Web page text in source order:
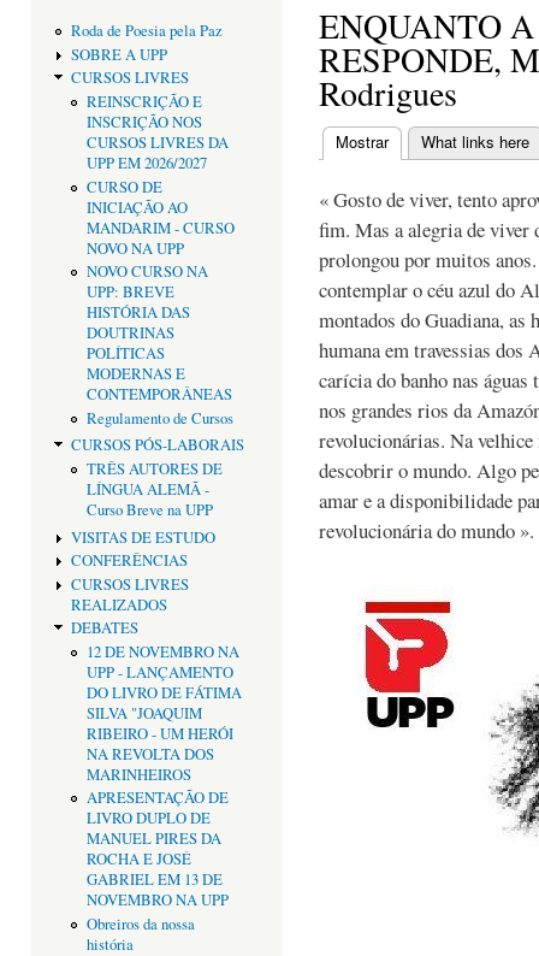
Roda de Poesia pela Paz
SOBRE A UPP
CURSOS LIVRES
REINSCRIÇÃO E
INSCRIÇÃO NOS
CURSOS LIVRES DA
UPP EM 2026/2027
CURSO DE
INICIAÇÃO AO
MANDARIM - CURSO
NOVO NA UPP
NOVO CURSO NA
UPP: BREVE
HISTÓRIA DAS
DOUTRINAS
POLÍTICAS
MODERNAS E
CONTEMPORÂNEAS
Regulamento de Cursos
CURSOS PÓS-LABORAIS
TRÊS AUTORES DE
LÍNGUA ALEMÃ -
Curso Breve na UPP
VISITAS DE ESTUDO
CONFERÊNCIAS
CURSOS LIVRES
REALIZADOS
DEBATES
12 DE NOVEMBRO NA
UPP - LANÇAMENTO
DO LIVRO DE FÁTIMA
SILVA "JOAQUIM
RIBEIRO - UM HERÓI
NA REVOLTA DOS
MARINHEIROS
APRESENTAÇÃO DE
LIVRO DUPLO DE
MANUEL PIRES DA
ROCHA E JOSÉ
GABRIEL EM 13 DE
NOVEMBRO NA UPP
Obreiros da nossa
história
ENQUANTO
RESPONDE,
Rodrigues
Separadores
Mostrar(separador ativo)
What links here
« Gosto de viver, tento
fim. Mas a alegria de viver
prolongou por muitos
contemplar o céu azul do
montados do Guadiana, as
humana em travessias dos
carícia do banho nas
nos grandes rios da
revolucionárias. Na
descobrir o mundo. Algo
amar e a disponibilidade
revolucionária do mundo ».